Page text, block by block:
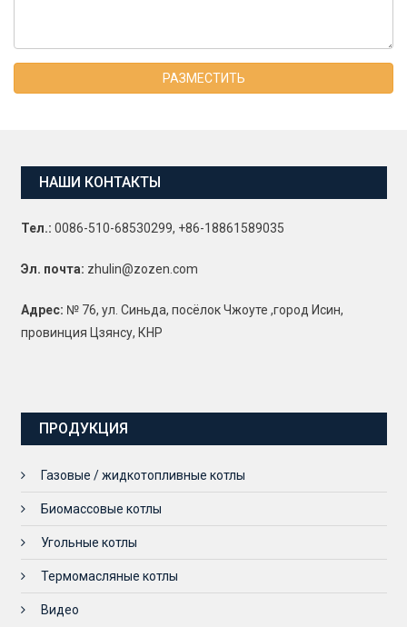
РАЗМЕСТИТЬ
НАШИ КОНТАКТЫ
Тел.: 0086-510-68530299, +86-18861589035
Эл. почта: zhulin@zozen.com
Адрес: № 76, ул. Синьда, посёлок Чжоуте ,город Исин,
провинция Цзянсу, КНР
ПРОДУКЦИЯ
Газовые / жидкотопливные котлы
Биомассовые котлы
Угольные котлы
Термомасляные котлы
Видео